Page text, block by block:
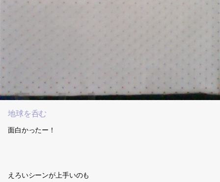
地球を呑む
面白かったー！
えろいシーンが上手いのも